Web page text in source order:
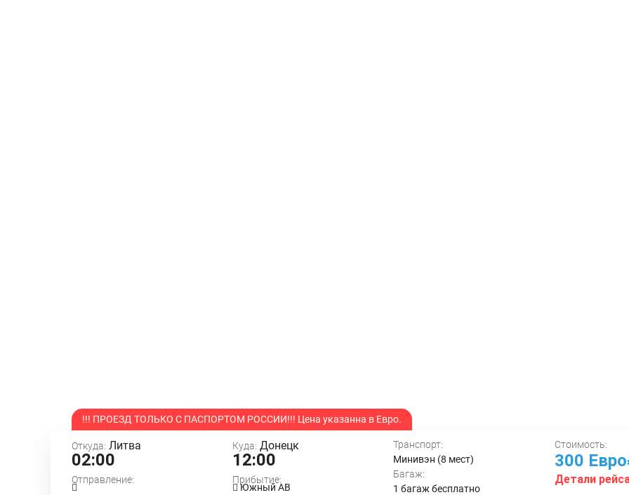
!!! ПРОЕЗД ТОЛЬКО С ПАСПОРТОМ РОССИИ!!! Цена указанна в Евро.
Откуда: Литва
02:00
Отправление:
Куда: Донецк
12:00
Прибытие:
Южный АВ
Транспорт:
Минивэн (8 мест)
Багаж:
1 багаж бесплатно
Стоимость:
300
Детали